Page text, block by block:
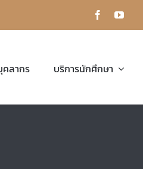
คลากร บริการนักศึกษา